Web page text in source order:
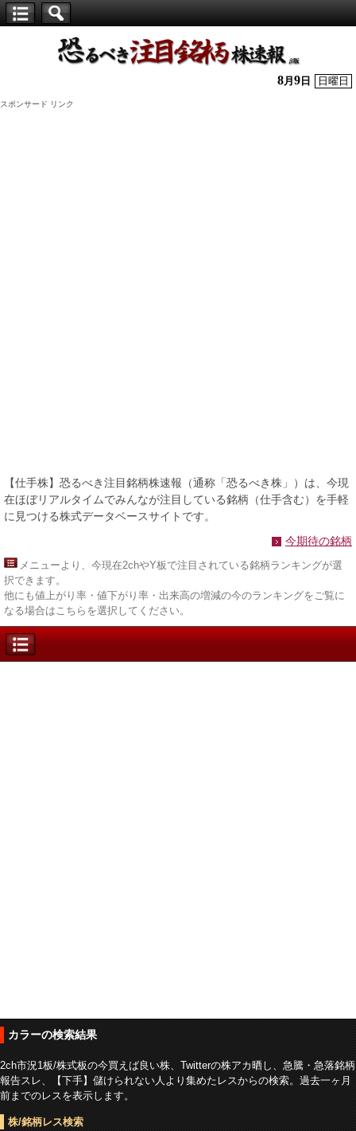
株】
8月 9 日 日曜日
スポンサード リンク
【仕手株】恐るべき注目銘柄株速報（通称「恐るべき株」）は、今現
在ほぼリアルタイムでみんなが注目している銘柄（仕手含む）を手軽
に見つける株式データベースサイトです。
今期待の銘柄
メニューより、今現在2chやY板で注目されている銘柄ランキングが選
択できます。
他にも値上がり率・値下がり率・出来高の増減の今のランキングをご覧に
なる場合はこちらを選択してください。
カラーの検索結果
2ch市況1板/株式板の今買えば良い株、Twitterの株アカ晒し、急騰・急落銘柄
報告スレ、【下手】儲けられない人より集めたレスからの検索。過去一ヶ月
前までのレスを表示します。
株/銘柄レス検索